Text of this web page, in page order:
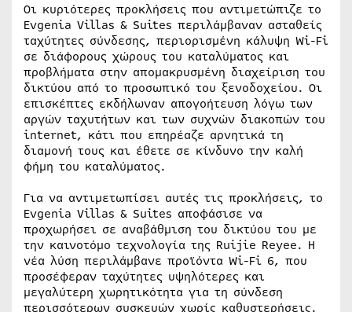
Οι κυριότερες προκλήσεις που αντιμετώπιζε το
Evgenia Villas & Suites περιλάμβαναν ασταθείς
ταχύτητες σύνδεσης, περιορισμένη κάλυψη Wi-Fi
σε διάφορους χώρους του καταλύματος και
προβλήματα στην απομακρυσμένη διαχείριση του
δικτύου από το προσωπικό του ξενοδοχείου. Οι
επισκέπτες εκδήλωναν απογοήτευση λόγω των
αργών ταχυτήτων και των συχνών διακοπών του
internet, κάτι που επηρέαζε αρνητικά τη
διαμονή τους και έθετε σε κίνδυνο την καλή
φήμη του καταλύματος.
Για να αντιμετωπίσει αυτές τις προκλήσεις, το
Evgenia Villas & Suites αποφάσισε να
προχωρήσει σε αναβάθμιση του δικτύου του με
την καινοτόμο τεχνολογία της Ruijie Reyee. Η
νέα λύση περιλάμβανε προϊόντα Wi-Fi 6, που
προσέφεραν ταχύτητες υψηλότερες και
μεγαλύτερη χωρητικότητα για τη σύνδεση
περισσότερων συσκευών χωρίς καθυστερήσεις.